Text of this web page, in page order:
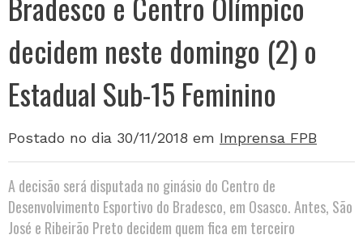
decidem neste domingo (2) o
Estadual Sub-15 Feminino
Postado no dia 30/11/2018 em Imprensa FPB
A decisão será disputada no ginásio do Centro de
Desenvolvimento Esportivo do Bradesco, em Osasco. Antes, São
José e Ribeirão Preto decidem quem fica em terceiro